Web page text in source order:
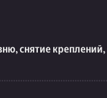
снятие